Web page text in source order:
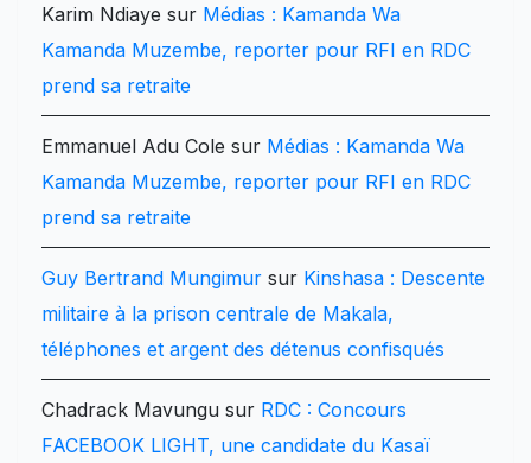
Karim Ndiaye sur Médias : Kamanda Wa
Kamanda Muzembe, reporter pour RFI en RDC
prend sa retraite
Emmanuel Adu Cole sur Médias : Kamanda Wa
Kamanda Muzembe, reporter pour RFI en RDC
prend sa retraite
Guy Bertrand Mungimur sur Kinshasa : Descente
militaire à la prison centrale de Makala,
téléphones et argent des détenus confisqués
Chadrack Mavungu sur RDC : Concours
FACEBOOK LIGHT, une candidate du Kasaï